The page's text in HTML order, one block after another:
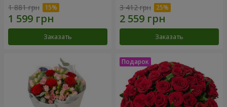
1 881 грн
Заказать
3 412 грн
Заказать